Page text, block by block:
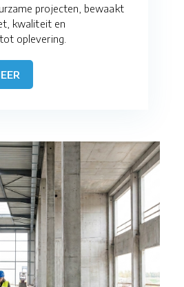
projecten, bewaakt
kwaliteit en
oplevering.